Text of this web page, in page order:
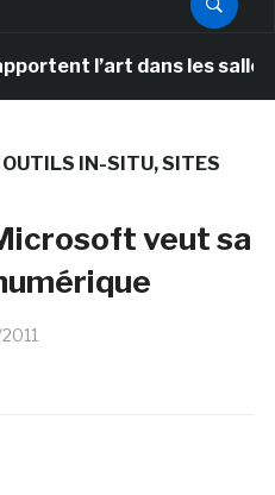
l’art dans les salles de
OUTILS IN-SITU SITES
veut sa